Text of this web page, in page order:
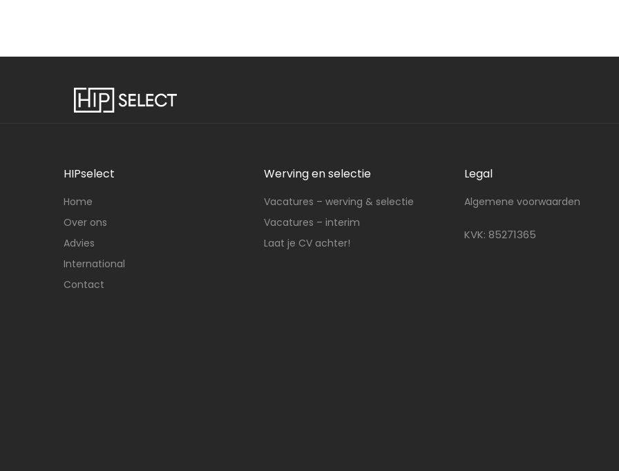
HIPselect
Home
Over ons
Advies
International
Contact
Werving en selectie
Vacatures – werving & selectie
Vacatures – interim
Laat je CV achter!
Legal
Algemene voorwaarden
KVK: 85271365